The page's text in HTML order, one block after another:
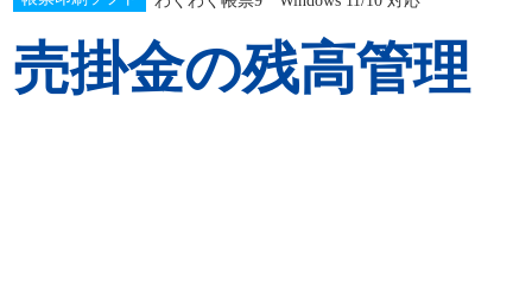
売掛金の残高管理